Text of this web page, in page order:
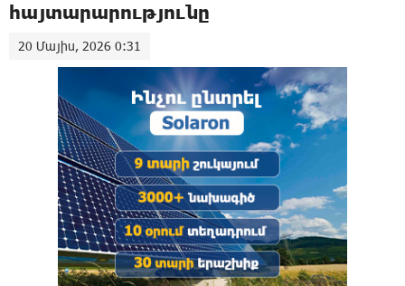
հայտարարությունը
20 Մայիս, 2026 0:31